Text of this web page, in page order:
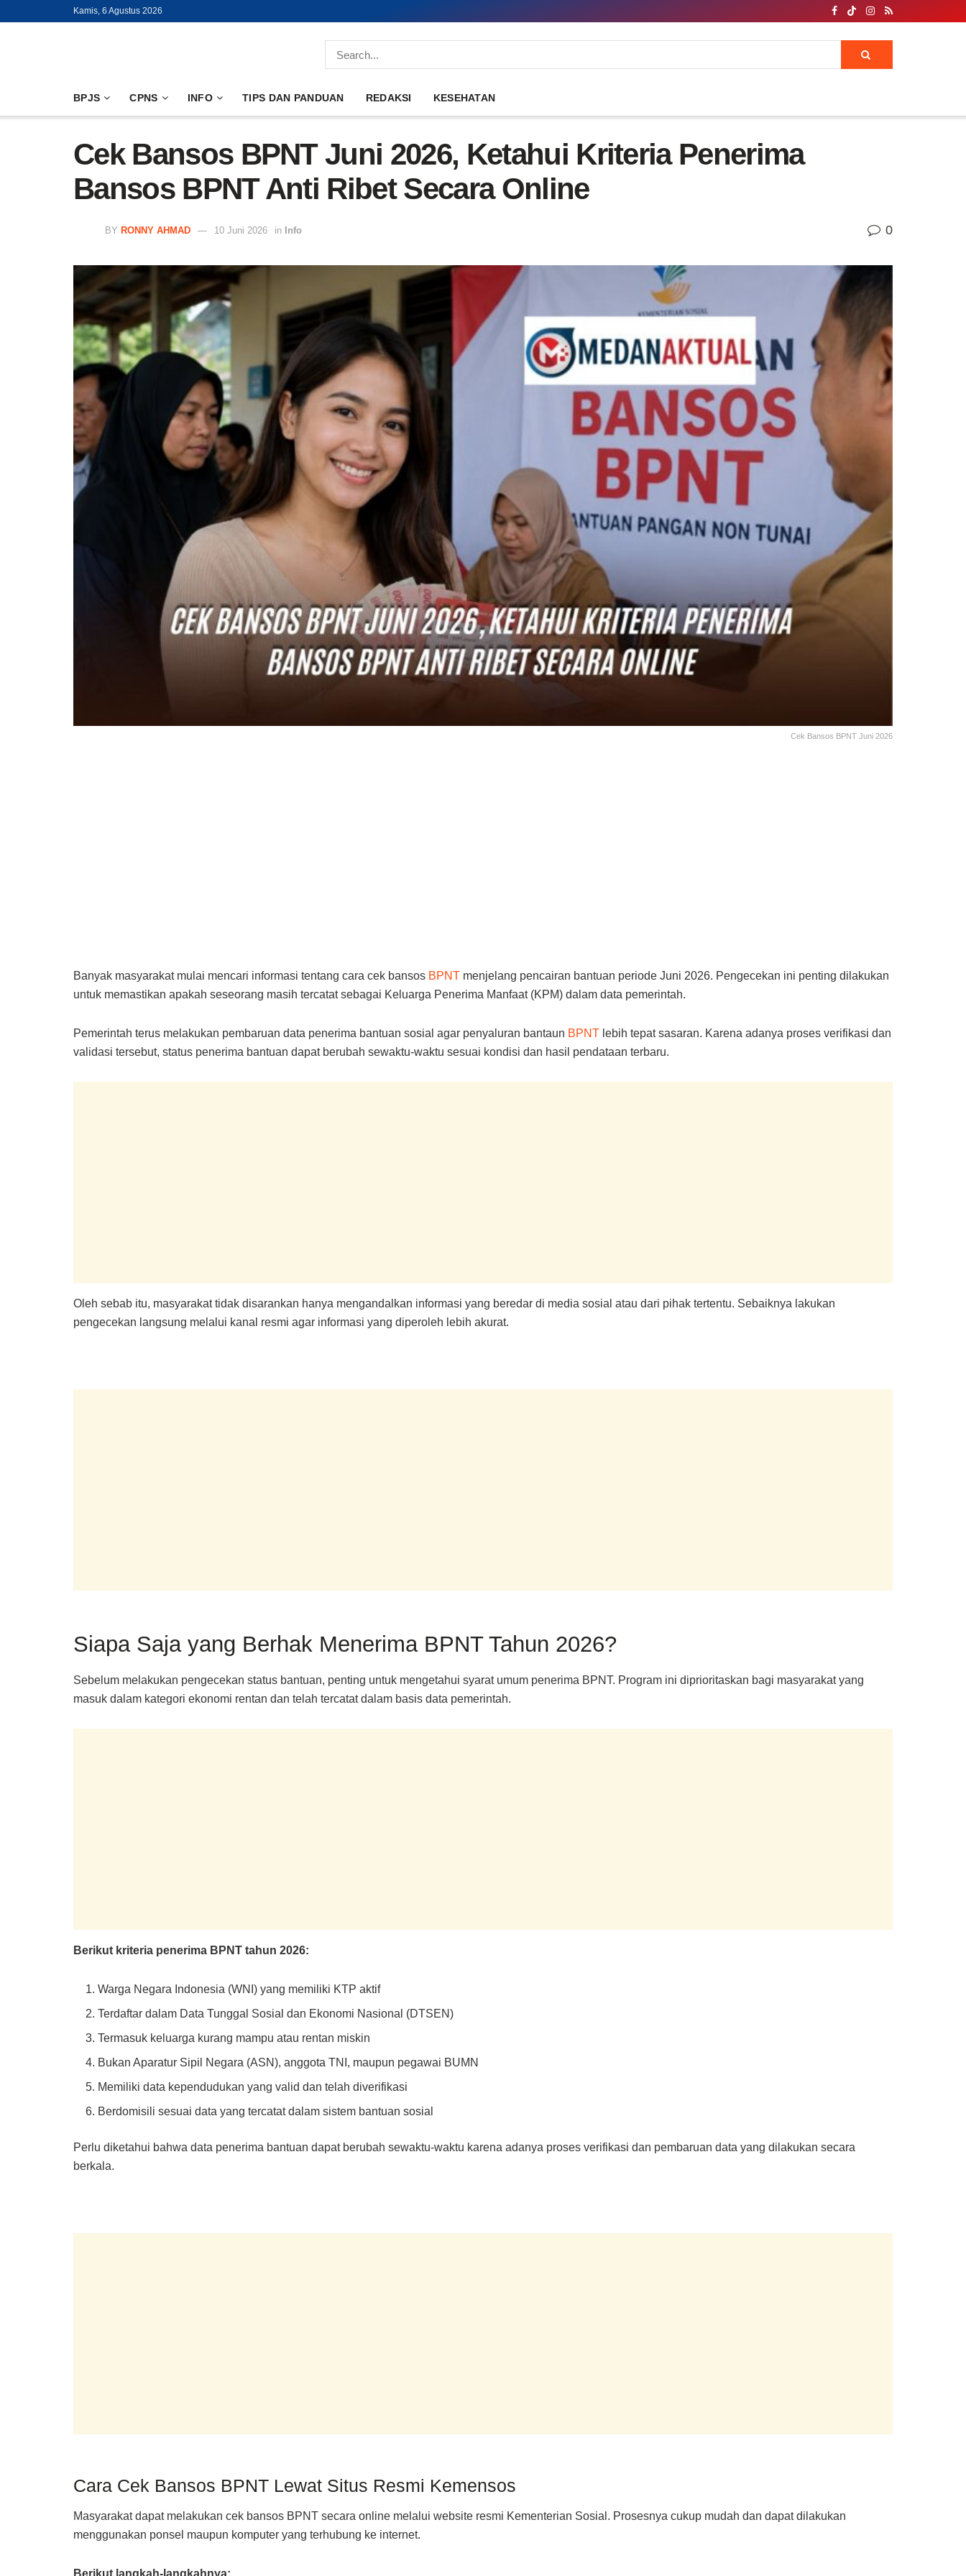
Kamis, 6 Agustus 2026
BPJS CPNS INFO TIPS DAN PANDUAN REDAKSI KESEHATAN
Cek Bansos BPNT Juni 2026, Ketahui Kriteria Penerima
Bansos BPNT Anti Ribet Secara Online
BY RONNY AHMAD 10 Juni 2026 in Info 0
Cek Bansos BPNT Juni 2026
Banyak masyarakat mulai mencari informasi tentang cara cek bansos BPNT menjelang pencairan bantuan periode Juni 2026. Pengecekan ini penting dilakukan
untuk memastikan apakah seseorang masih tercatat sebagai Keluarga Penerima Manfaat (KPM) dalam data pemerintah.
Pemerintah terus melakukan pembaruan data penerima bantuan sosial agar penyaluran bantaun BPNT lebih tepat sasaran. Karena adanya proses verifikasi dan
validasi tersebut, status penerima bantuan dapat berubah sewaktu-waktu sesuai kondisi dan hasil pendataan terbaru.
Oleh sebab itu, masyarakat tidak disarankan hanya mengandalkan informasi yang beredar di media sosial atau dari pihak tertentu. Sebaiknya lakukan
pengecekan langsung melalui kanal resmi agar informasi yang diperoleh lebih akurat.
Siapa Saja yang Berhak Menerima BPNT Tahun 2026?
Sebelum melakukan pengecekan status bantuan, penting untuk mengetahui syarat umum penerima BPNT. Program ini diprioritaskan bagi masyarakat yang
masuk dalam kategori ekonomi rentan dan telah tercatat dalam basis data pemerintah.
Berikut kriteria penerima BPNT tahun 2026:
Warga Negara Indonesia (WNI) yang memiliki KTP aktif
Terdaftar dalam Data Tunggal Sosial dan Ekonomi Nasional (DTSEN)
Termasuk keluarga kurang mampu atau rentan miskin
Bukan Aparatur Sipil Negara (ASN), anggota TNI, maupun pegawai BUMN
Memiliki data kependudukan yang valid dan telah diverifikasi
Berdomisili sesuai data yang tercatat dalam sistem bantuan sosial
Perlu diketahui bahwa data penerima bantuan dapat berubah sewaktu-waktu karena adanya proses verifikasi dan pembaruan data yang dilakukan secara
berkala.
Cara Cek Bansos BPNT Lewat Situs Resmi Kemensos
Masyarakat dapat melakukan cek bansos BPNT secara online melalui website resmi Kementerian Sosial. Prosesnya cukup mudah dan dapat dilakukan
menggunakan ponsel maupun komputer yang terhubung ke internet.